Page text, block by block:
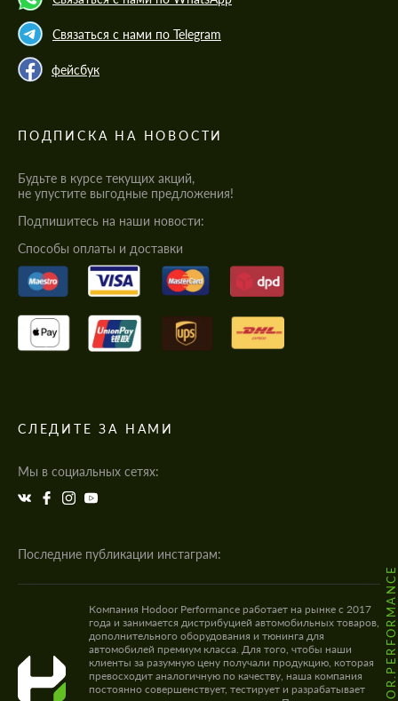
Связаться с нами по Telegram
фейсбук
ПОДПИСКА НА НОВОСТИ
Будьте в курсе текущих акций,
не упустите выгодные предложения!
Подпишитесь на наши новости:
Cпособы оплаты и доставки
СЛЕДИТЕ ЗА НАМИ
Мы в социальных сетях:
Последние публикации инстаграм:
@HODOOR.PERFORMANCE
Компания Hodoor Performance работает на рынке с 2017
года и занимается дистрибуцией автомобильных товаров,
дополнительного оборудования и тюнинга для
автомобилей премиум класса. Для того, чтобы наши
клиенты за разумную цену получали продукцию, которая
превосходит аналогичную по качеству, наша компания
постоянно совершенствует, тестирует и разрабатывает